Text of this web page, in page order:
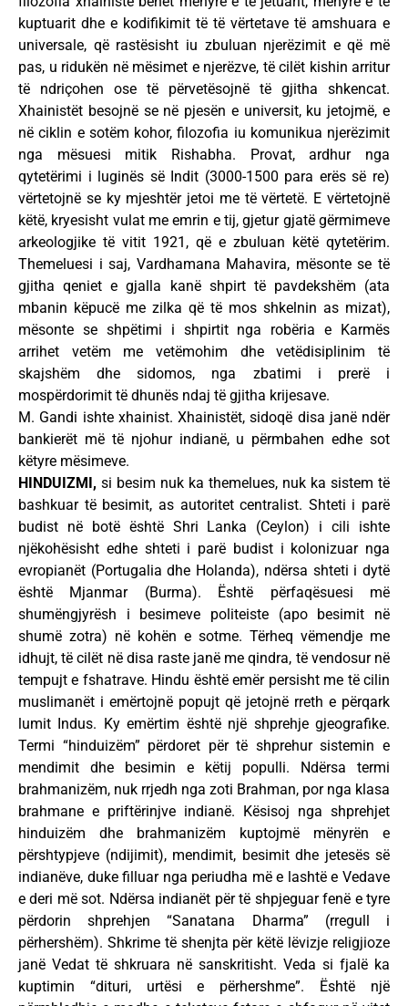
kuptuarit dhe e kodifikimit të të vërtetave të amshuara e
universale, që rastësisht iu zbuluan njerëzimit e që më
pas, u ridukën në mësimet e njerëzve, të cilët kishin arritur
të ndriçohen ose të përvetësojnë të gjitha shkencat.
Xhainistët besojnë se në pjesën e universit, ku jetojmë, e
në ciklin e sotëm kohor, filozofia iu komunikua njerëzimit
nga mësuesi mitik Rishabha. Provat, ardhur nga
qytetërimi i luginës së Indit (3000-1500 para erës së re)
vërtetojnë se ky mjeshtër jetoi me të vërtetë. E vërtetojnë
këtë, kryesisht vulat me emrin e tij, gjetur gjatë gërmimeve
arkeologjike të vitit 1921, që e zbuluan këtë qytetërim.
Themeluesi i saj, Vardhamana Mahavira, mësonte se të
gjitha qeniet e gjalla kanë shpirt të pavdekshëm (ata
mbanin këpucë me zilka që të mos shkelnin as mizat),
mësonte se shpëtimi i shpirtit nga robëria e Karmës
arrihet vetëm me vetëmohim dhe vetëdisiplinim të
skajshëm dhe sidomos, nga zbatimi i prerë i
mospërdorimit të dhunës ndaj të gjitha krijesave.
M. Gandi ishte xhainist. Xhainistët, sidoqë disa janë ndër
bankierët më të njohur indianë, u përmbahen edhe sot
këtyre mësimeve.
HINDUIZMI, si besim nuk ka themelues, nuk ka sistem të
bashkuar të besimit, as autoritet centralist. Shteti i parë
budist në botë është Shri Lanka (Ceylon) i cili ishte
njëkohësisht edhe shteti i parë budist i kolonizuar nga
evropianët (Portugalia dhe Holanda), ndërsa shteti i dytë
është Mjanmar (Burma). Është përfaqësuesi më
shumëngjyrësh i besimeve politeiste (apo besimit në
shumë zotra) në kohën e sotme. Tërheq vëmendje me
idhujt, të cilët në disa raste janë me qindra, të vendosur në
tempujt e fshatrave. Hindu është emër persisht me të cilin
muslimanët i emërtojnë popujt që jetojnë rreth e përqark
lumit Indus. Ky emërtim është një shprehje gjeografike.
Termi “hinduizëm” përdoret për të shprehur sistemin e
mendimit dhe besimin e këtij populli. Ndërsa termi
brahmanizëm, nuk rrjedh nga zoti Brahman, por nga klasa
brahmane e priftërinjve indianë. Kësisoj nga shprehjet
hinduizëm dhe brahmanizëm kuptojmë mënyrën e
përshtypjeve (ndijimit), mendimit, besimit dhe jetesës së
indianëve, duke filluar nga periudha më e lashtë e Vedave
e deri më sot. Ndërsa indianët për të shpjeguar fenë e tyre
përdorin shprehjen “Sanatana Dharma” (rregull i
përhershëm). Shkrime të shenjta për këtë lëvizje religjioze
janë Vedat të shkruara në sanskritisht. Veda si fjalë ka
kuptimin “dituri, urtësi e përhershme”. Është një